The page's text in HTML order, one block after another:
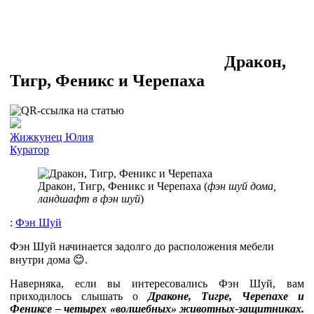
Дракон,
Тигр, Феникс и Черепаха
Жижкунец Юлия
Куратор
Дракон, Тигр, Феникс и Черепаха (фэн шуй дома,
ландшафт в фэн шуй)
: Фэн Шуй
Фэн Шуй начинается задолго до расположения мебели
внутри дома 😊.
Наверняка, если вы интересовались Фэн Шуй, вам
приходилось слышать о Драконе, Тигре, Черепахе и
Фениксе – четырех «волшебных» животных-защитниках.